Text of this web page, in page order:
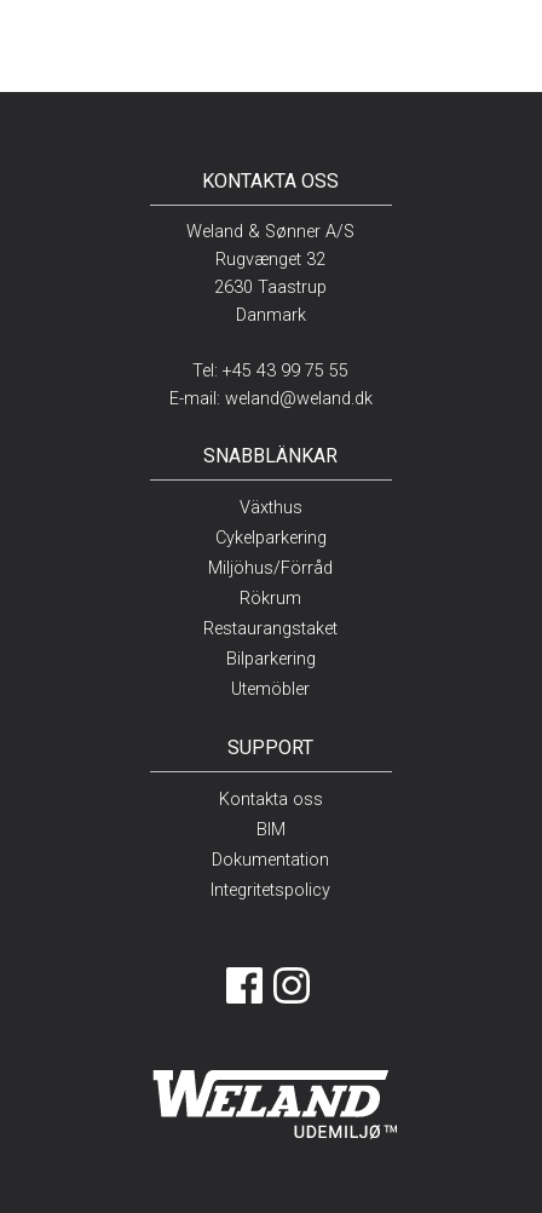
KONTAKTA OSS
Weland & Sønner A/S
Rugvænget 32
2630 Taastrup
Danmark
Tel:+45 43 99 75 55
E-mail: weland@weland.dk
SNABBLÄNKAR
Växthus
Cykelparkering
Miljöhus/Förråd
Rökrum
Restaurangstaket
Bilparkering
Utemöbler
SUPPORT
Kontakta oss
BIM
Dokumentation
Integritetspolicy